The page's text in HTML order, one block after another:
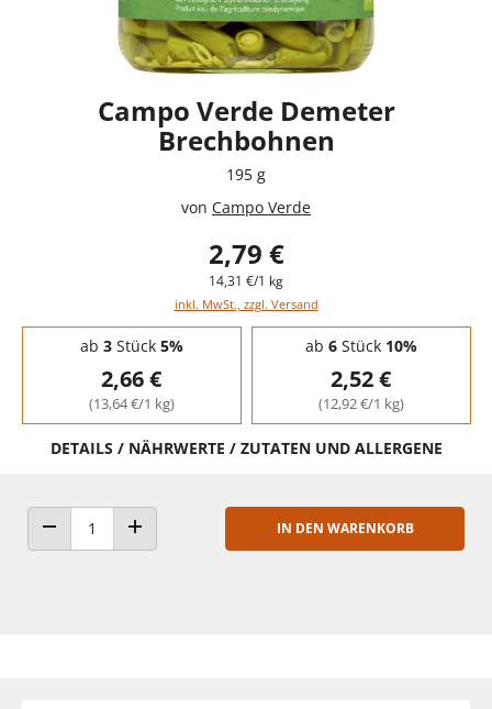
Campo Verde Demeter
Brechbohnen
195 g
von Campo Verde
2,79 €
14,31 €/1 kg
inkl. MwSt., zzgl. Versand
Staffelpreise - Mengenrabatt
ab 3Stück 5%
2,66 €
(13,64 €/1 kg)
ab 6Stück 10%
2,52 €
(12,92 €/1 kg)
DETAILS / NÄHRWERTE / ZUTATEN UND ALLERGENE
ANZAHL VERRINGERNANZAHL ERHÖHEN
IN DEN WARENKORB